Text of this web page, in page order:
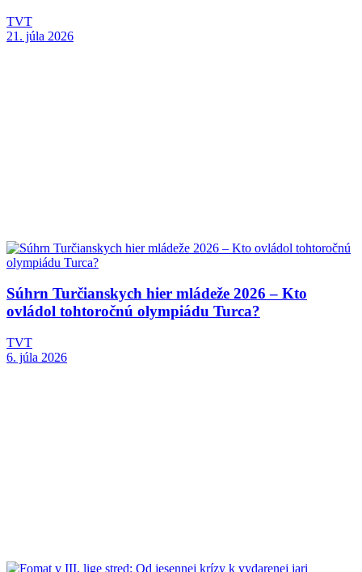
TVT
21. júla 2026
Súhrn Turčianskych hier mládeže 2026 – Kto
ovládol tohtoročnú olympiádu Turca?
TVT
6. júla 2026